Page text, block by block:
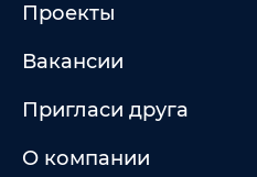
Проекты
Вакансии
Пригласи друга
О компании